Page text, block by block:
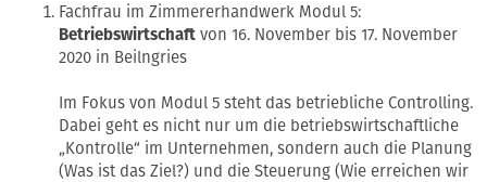
Fachfrau im Zimmererhandwerk Modul 5:
Betriebswirtschaft von 16. November bis 17. November
2020 in Beilngries
Im Fokus von Modul 5 steht das betriebliche Controlling.
Dabei geht es nicht nur um die betriebswirtschaftliche
„Kontrolle“ im Unternehmen, sondern auch die Planung
(Was ist das Ziel?) und die Steuerung (Wie erreichen wir